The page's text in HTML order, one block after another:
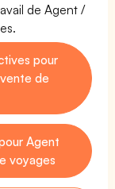
de Agent /
pour
de
Agent
voyages